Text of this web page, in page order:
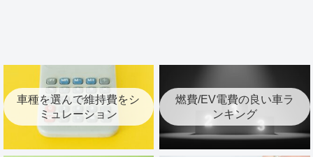
車種を選んで維持費をシ
ミュレーション
燃費/EV電費の良い車ラ
ンキング